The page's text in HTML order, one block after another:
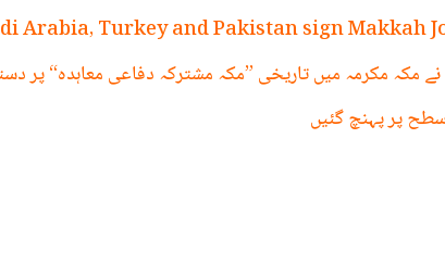
Arabia, Turkey and Pakistan sign Makkah
مکہ مکرمہ میں تاریخی ”مکہ مشترکہ دفاعی معاہدہ“ پر
پر پہنچ گئیں